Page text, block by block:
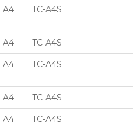
A4 TC-A4S
A4 TC-A4S
A4 TC-A4S
A4 TC-A4S
A4 TC-A4S